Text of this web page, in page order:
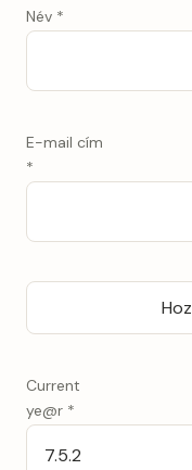
Név *
E-mail cím
*
Current
ye@r *